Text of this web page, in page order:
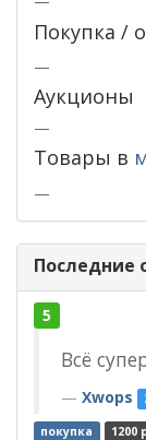
Покупка /
—
Аукционы
—
Товары в
—
Последние
5
Всё
Xwops
покупка 1200